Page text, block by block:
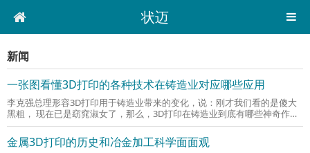
状迈
新闻
一张图看懂3D打印的各种技术在铸造业对应哪些应用
李克强总理形容3D打印用于铸造业带来的变化，说：刚才我们看的是傻大
黑粗， 现在已是窈窕淑女了，那么，3D打印在铸造业到底有哪些神奇作
用？ 除上述图中所示的，3D打印还用于铸
金属3D打印的历史和冶金加工科学面面观